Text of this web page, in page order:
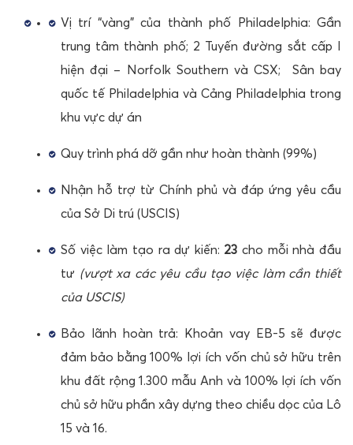
Vị trí “vàng” của thành phố Philadelphia: Gần
trung tâm thành phố; 2 Tuyến đường sắt cấp I
hiện đại – Norfolk Southern và CSX; Sân bay
quốc tế Philadelphia và Cảng Philadelphia trong
khu vực dự án
Quy trình phá dỡ gần như hoàn thành (99%)
Nhận hỗ trợ từ Chính phủ và đáp ứng yêu cầu
của Sở Di trú (USCIS)
Số việc làm tạo ra dự kiến: 23 cho mỗi nhà đầu
tư (vượt xa các yêu cầu tạo việc làm cần thiết
của USCIS)
Bảo lãnh hoàn trả: Khoản vay EB-5 sẽ được
đảm bảo bằng 100% lợi ích vốn chủ sở hữu trên
khu đất rộng 1.300 mẫu Anh và 100% lợi ích vốn
chủ sở hữu phần xây dựng theo chiều dọc của Lô
15 và 16.